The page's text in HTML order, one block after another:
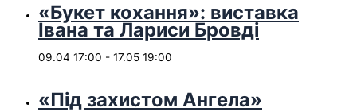
«Букет кохання»: виставка
Івана та Лариси Бровді
09.04 17:00 - 17.05 19:00
«Під захистом Ангела»